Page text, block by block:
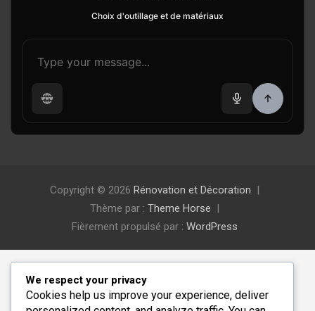
Choix d'outillage et de matériaux
Copyright © 2026 Rénovation et Décoration
Thème par : Theme Horse
Fièrement propulsé par : WordPress
We respect your privacy
Cookies help us improve your experience, deliver